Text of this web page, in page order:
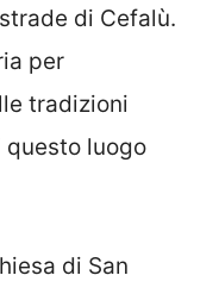
di Cefalù.
per
tradizioni
luogo
di San